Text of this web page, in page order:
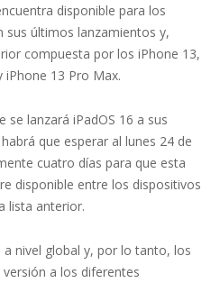
disponible para los
últimos lanzamientos y,
compuesta por los iPhone 13,
iPhone 13 Pro Max.
se lanzará iPadOS 16 a sus
que esperar al lunes 24 de
cuatro días para que esta
disponible entre los dispositivos
lista anterior.
a nivel global y, por lo tanto, los
a los diferentes